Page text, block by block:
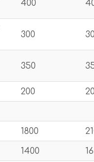
400
300
350
200
1800
1400